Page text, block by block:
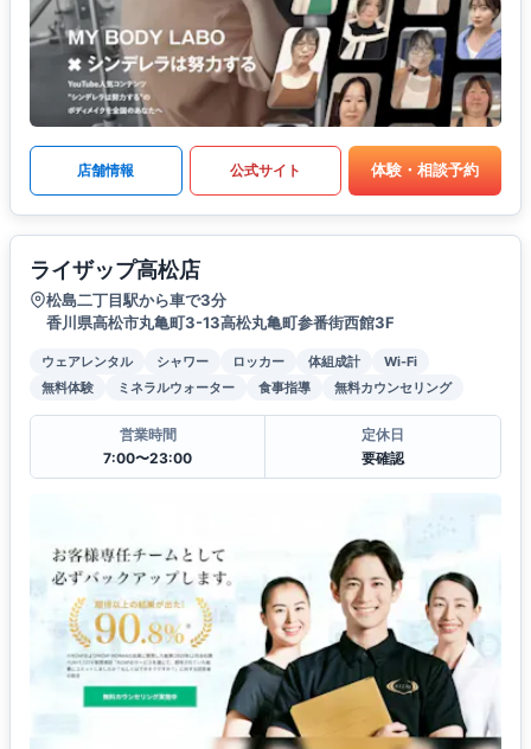
店舗情報 公式サイト 体験・相談予約
ライザップ高松店
松島二丁目駅から車で3分
香川県高松市丸亀町3-13高松丸亀町参番街西館3F
ウェアレンタル シャワー ロッカー 体組成計
Wi-Fi
無料体験
ミネラルウォーター 食事指導 無料カウンセリング
営業時間
7:00〜23:00
定休日
要確認